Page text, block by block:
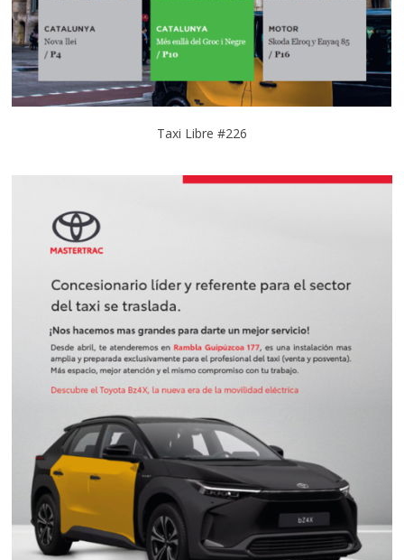
Taxi Libre #226